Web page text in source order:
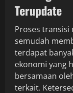
Terupdate
Proses
semudah
terdapat
ekonomi yang
bersamaan
terkait.